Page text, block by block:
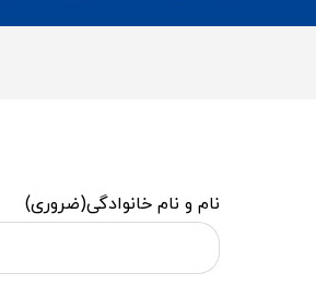
نام و نام خانوادگی(ضروری)